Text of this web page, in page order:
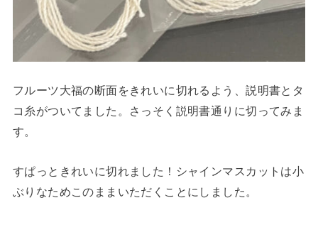
フルーツ大福の断面をきれいに切れるよう、説明書とタ
コ糸がついてました。さっそく説明書通りに切ってみま
す。
すぱっときれいに切れました！シャインマスカットは小
ぶりなためこのままいただくことにしました。